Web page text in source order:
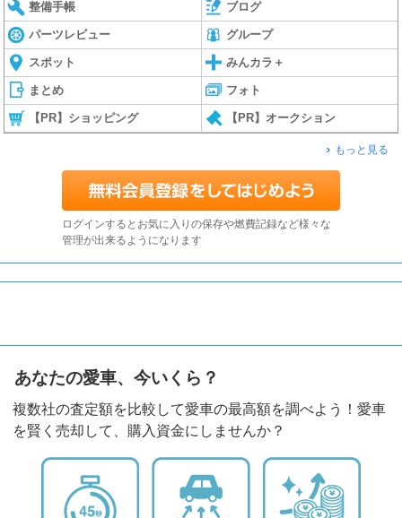
整備手帳 ブログ
パーツレビュー グループ
スポット みんカラ＋
まとめ フォト
【PR】ショッピング 【PR】オークション
もっと見る
ログインするとお気に入りの保存や燃費記録など様々な
管理が出来るようになります
あなたの愛車、今いくら？
複数社の査定額を比較して愛車の最高額を調べよう！愛車
を賢く売却して、購入資金にしませんか？